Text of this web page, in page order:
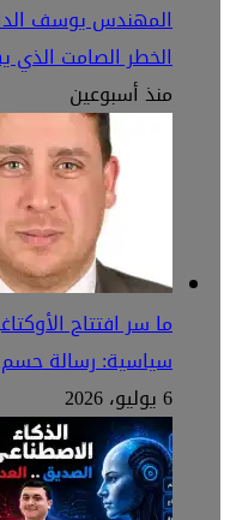
المهندس يوسف
الخطر الصامت الذي
منذ أسبوعين
سياسية: رسالة حسم
6 يوليو، 2026